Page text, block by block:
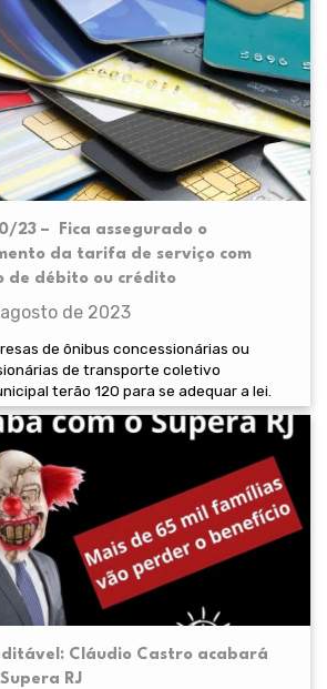
23 – Fica assegurado o
da tarifa de serviço com
de débito ou crédito
de 2023
de ônibus concessionárias ou
de transporte coletivo
terão 120 para se adequar a lei.
Cláudio Castro acabará
RJ